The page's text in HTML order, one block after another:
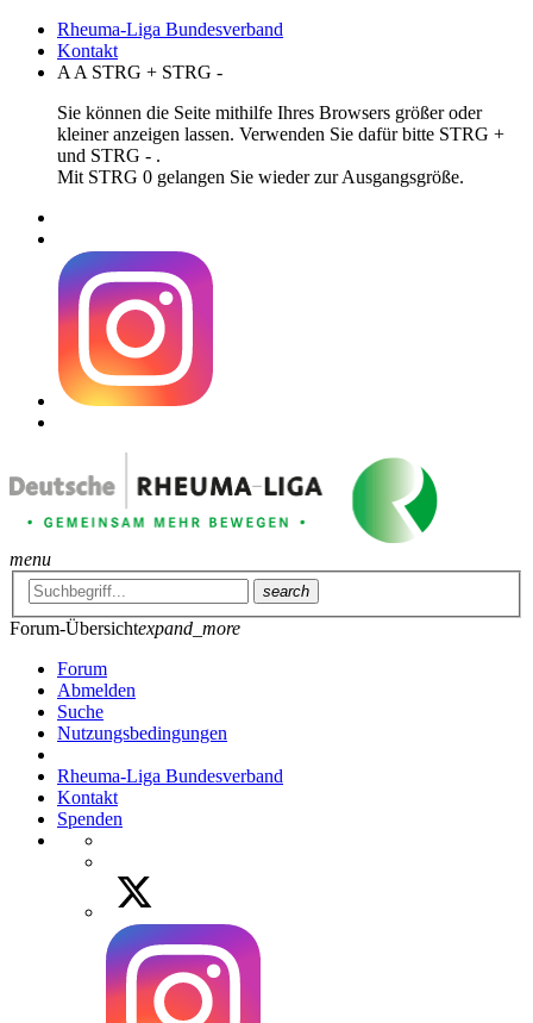
Rheuma-Liga Bundesverband
Kontakt
A A STRG + STRG -
Sie können die Seite mithilfe Ihres Browsers größer oder
kleiner anzeigen lassen. Verwenden Sie dafür bitte STRG +
und STRG - .
Mit STRG 0 gelangen Sie wieder zur Ausgangsgröße.
menu
search
Forum-Übersichtexpand_more
Forum
Abmelden
Suche
Nutzungsbedingungen
Rheuma-Liga Bundesverband
Kontakt
Spenden